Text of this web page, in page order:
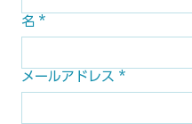
名 *
メールアドレス *